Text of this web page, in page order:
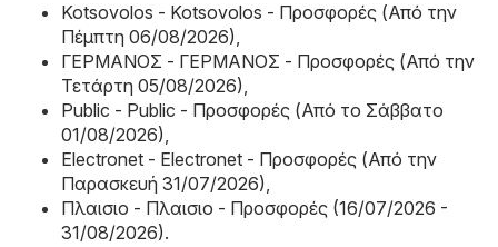
Kotsovolos - Kotsovolos - Προσφορές (Από την
Πέμπτη 06/08/2026),
ΓΕΡΜΑΝΟΣ - ΓΕΡΜΑΝΟΣ - Προσφορές (Από την
Τετάρτη 05/08/2026),
Public - Public - Προσφορές (Από το Σάββατο
01/08/2026),
Electronet - Electronet - Προσφορές (Από την
Παρασκευή 31/07/2026),
Πλαισιο - Πλαισιο - Προσφορές (16/07/2026 -
31/08/2026).